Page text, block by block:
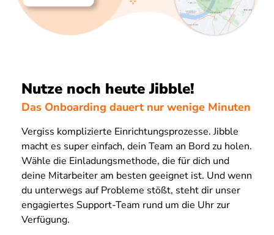
Nutze noch heute Jibble!
Das Onboarding dauert nur wenige Minuten
Vergiss komplizierte Einrichtungsprozesse. Jibble
macht es super einfach, dein Team an Bord zu holen.
Wähle die Einladungsmethode, die für dich und
deine Mitarbeiter am besten geeignet ist. Und wenn
du unterwegs auf Probleme stößt, steht dir unser
engagiertes Support-Team rund um die Uhr zur
Verfügung.